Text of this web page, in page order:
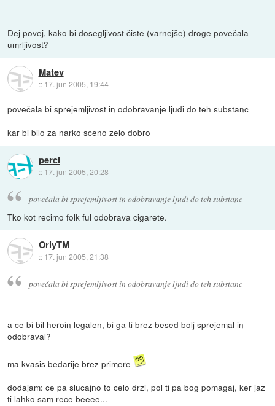
Dej povej, kako bi dosegljivost čiste (varnejše) droge povečala
umrljivost?
Matev
:: 17. jun 2005, 19:44
povečala bi sprejemljivost in odobravanje ljudi do teh substanc
kar bi bilo za narko sceno zelo dobro
perci
:: 17. jun 2005, 20:28
povečala bi sprejemljivost in odobravanje ljudi do teh substanc
Tko kot recimo folk ful odobrava cigarete.
OrlyTM
:: 17. jun 2005, 21:38
povečala bi sprejemljivost in odobravanje ljudi do teh substanc
a ce bi bil heroin legalen, bi ga ti brez besed bolj sprejemal in
odobraval?
ma kvasis bedarije brez primere
dodajam: ce pa slucajno to celo drzi, pol ti pa bog pomagaj, ker jaz
ti lahko sam rece beeee...